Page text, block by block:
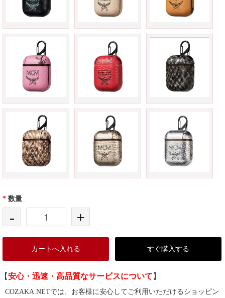
* 数量
- +
カートへ入れる すぐ購入する
【安心・迅速・高品質なサービスについて 】
COZAKA.NETでは、お客様に安心してご利用いただけるショッピン